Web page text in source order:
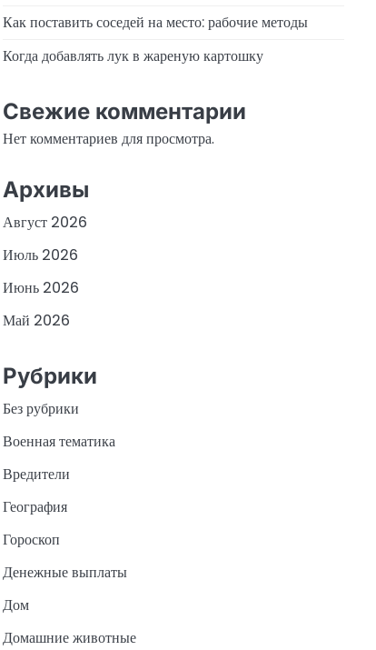
Как поставить соседей на место: рабочие методы
Когда добавлять лук в жареную картошку
Свежие комментарии
Нет комментариев для просмотра.
Архивы
Август 2026
Июль 2026
Июнь 2026
Май 2026
Рубрики
Без рубрики
Военная тематика
Вредители
География
Гороскоп
Денежные выплаты
Дом
Домашние животные